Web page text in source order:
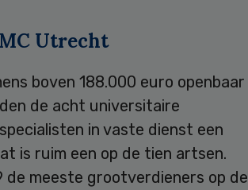
Utrecht
boven 188.000 euro openbaar
de acht universitaire
in vaste dienst een
is ruim een op de tien artsen.
de meeste grootverdieners op de